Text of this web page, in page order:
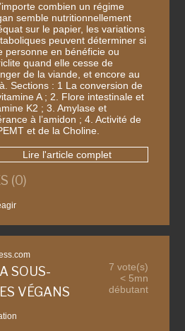
combien un régime
semble nutritionnellement
sur le papier, les variations
peuvent déterminer si
personne en bénéficie ou
quand elle cesse de
de la viande, et encore au
Sections : 1 La conversion de
A ; 2. Flore intestinale et
K2 ; 3. Amylase et
à l’amidon ; 4. Activité de
et de la Choline.
Lire l'article complet
(0)
SOUS-
VÉGANS
7 vote(s)
< 5mn
débutant